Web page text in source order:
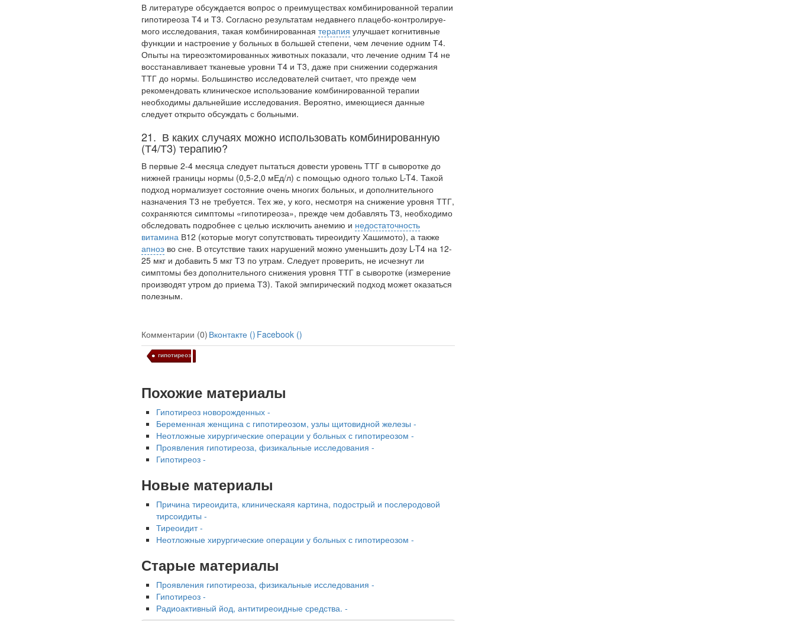
В литературе обсуждается вопрос о преимуществах комбинированной тера­пии
гипотиреоза Т4 и Т3. Согласно результатам недавнего плацебо-контролируе-
мого исследования, такая комбинированная терапия улучшает когнитивные
функции и настроение у больных в большей степени, чем лечение одним Т4.
Опыты на тиреоэктомированных животных показали, что лечение одним Т4 не
восстанавливает тканевые уровни Т4 и Т3, даже при снижении содержания
ТТГ до нормы. Большинство исследователей считает, что прежде чем
рекомендо­вать клиническое использование комбинированной терапии
необходимы даль­нейшие исследования. Вероятно, имеющиеся данные
следует открыто обсуждать с больными.
21. В каких случаях можно использовать комбинированную
(Т4/Т3) терапию?
В первые 2-4 месяца следует пытаться довести уровень ТТГ в сыворотке до
ниж­ней границы нормы (0,5-2,0 мЕд/л) с помощью одного только L-T4. Такой
подход нормализует состояние очень многих больных, и дополнительного
назначения Т3 не требуется. Тех же, у кого, несмотря на снижение уровня ТТГ,
сохраняются симп­томы «гипотиреоза», прежде чем добавлять Т3, необходимо
обследовать подробнее с целью исключить анемию и недостаточность
витамина В12 (которые могут сопут­ствовать тиреоидиту Хашимото), а также
апноэ во сне. В отсутствие таких наруше­ний можно уменьшить дозу L-T4 на 12-
25 мкг и добавить 5 мкг Т3 по утрам. Следу­ет проверить, не исчезнут ли
симптомы без дополнительного снижения уровня ТТГ в сыворотке (измерение
производят утром до приема Т3). Такой эмпирический под­ход может оказаться
полезным.
Комментарии (0) Вконтакте () Facebook ()
гипотиреоз
Похожие материалы
Гипотиреоз новорожденных -
Беременная женщина с гипотиреозом, узлы щитовидной железы -
Неотложные хирургические операции у больных с гипотиреозом -
Проявления гипотиреоза, физикальные исследования -
Гипотиреоз -
Новые материалы
Причина тиреоидита, клиническаяя картина, подострый и послеродовой
тирсоидиты -
Тиреоидит -
Неотложные хирургические операции у больных с гипотиреозом -
Старые материалы
Проявления гипотиреоза, физикальные исследования -
Гипотиреоз -
Радиоактивный йод, антитиреоидные средства. -